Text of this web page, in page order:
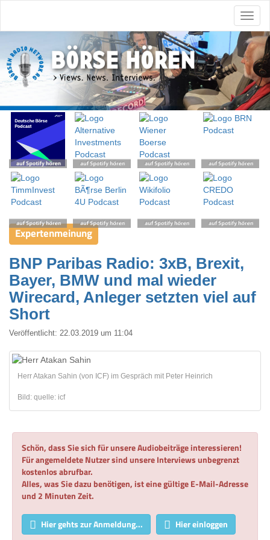
Expertenmeinung
BNP Paribas Radio: 3xB, Brexit,
Bayer, BMW und mal wieder
Wirecard, Anleger setzten viel auf
Short
Veröffentlicht: 22.03.2019 um 11:04
Herr Atakan Sahin (von ICF) im Gespräch mit Peter Heinrich
Bild: quelle: icf
Schön, dass Sie sich für unsere Audiobeiträge interessieren!
Für angemeldete Nutzer sind unsere Interviews unbegrenzt
kostenlos abrufbar.
Alles, was Sie dazu benötigen, ist eine gültige E-Mail-Adresse
und 2 Minuten Zeit.
Hier gehts zur Anmeldung... Hier einloggen